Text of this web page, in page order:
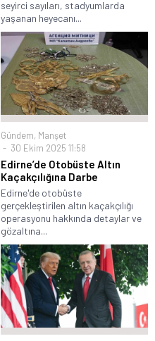
seyirci sayıları, stadyumlarda
yaşanan heyecanı...
Gündem, Manşet
30 Ekim 2025 11:58
Edirne’de Otobüste Altın
Kaçakçılığına Darbe
Edirne'de otobüste
gerçekleştirilen altın kaçakçılığı
operasyonu hakkında detaylar ve
gözaltına...